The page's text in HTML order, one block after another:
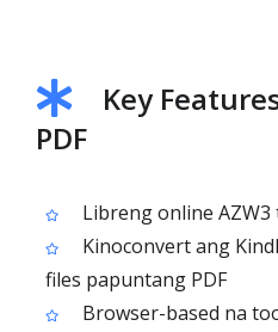
Key
PDF
Libreng online AZW3
Kinoconvert ang
files papuntang PDF
Browser-based na